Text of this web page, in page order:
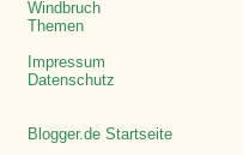
Windbruch
Themen
Impressum
Datenschutz
Blogger.de Startseite